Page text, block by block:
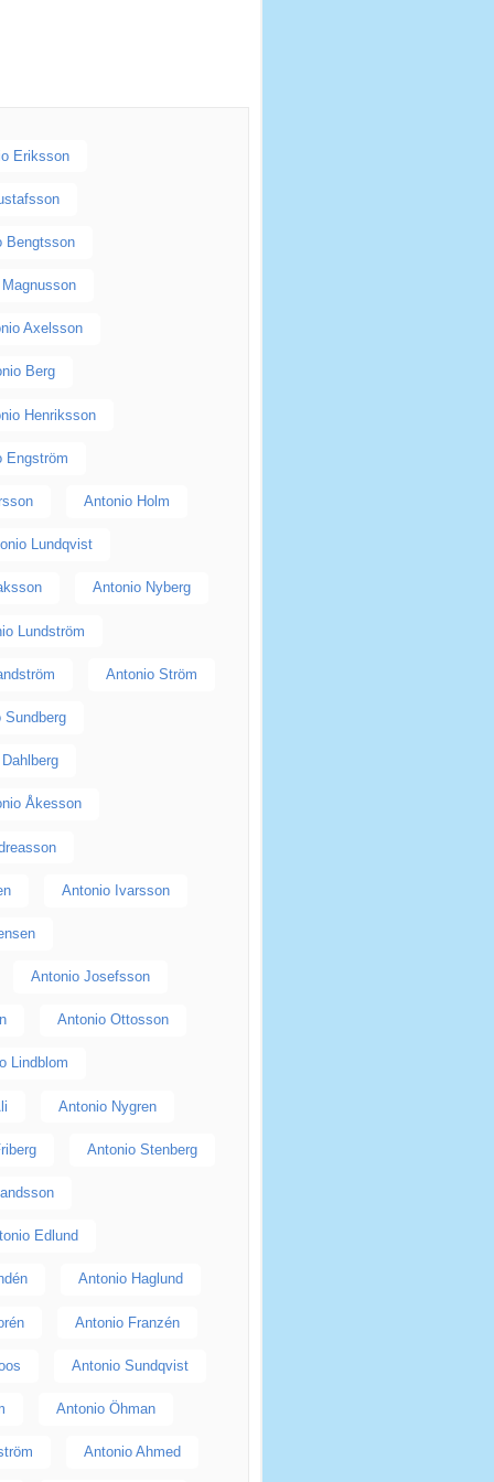
Eriksson
Bengtsson
Axelsson
Berg
Henriksson
Engström
Antonio Holm
Lundqvist
Antonio Nyberg
Lundström
Antonio Ström
Sundberg
Åkesson
Antonio Ivarsson
Antonio Josefsson
Antonio Ottosson
Lindblom
Antonio Nygren
Antonio Stenberg
Edlund
Antonio Haglund
Antonio Franzén
Antonio Sundqvist
Antonio Öhman
Antonio Ahmed